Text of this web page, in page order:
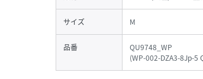
サイズ M
品番
QU9748_WP
(WP-002-DZA3-8Jp-5